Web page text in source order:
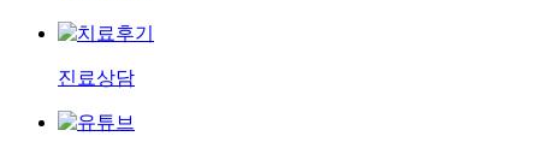
진료상담